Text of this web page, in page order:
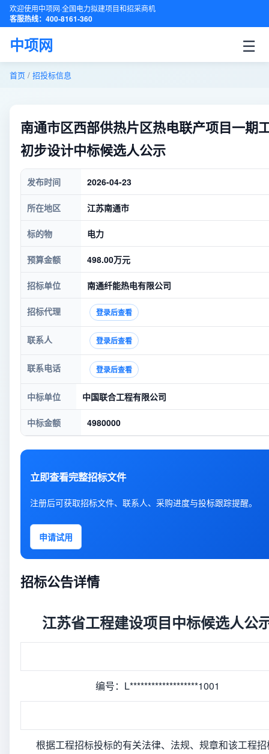
欢迎使用中项网·全国电力拟建项目和招采商机
客服热线：400-8161-360
中项网 ☰
首页 / 招投标信息
南通市区西部供热片区热电联产项目一期
初步设计中标候选人公示
发布时间 2026-04-23
所在地区 江苏南通市
标的物 电力
预算金额 498.00万元
招标单位 南通纤能热电有限公司
招标代理 登录后查看
联系人 登录后查看
联系电话 登录后查看
中标单位 中国联合工程有限公司
中标金额 4980000
立即查看完整招标文件
注册后可获取招标文件、联系人、采购进度与投标跟踪提醒。
申请试用
招标公告详情
江苏省工程建设项目中标候选人公
编号：L*******************1001
根据工程招标投标的有关法律、法规、规章和该工程